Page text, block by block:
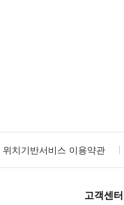
위치기반서비스 이용약관
고객센터